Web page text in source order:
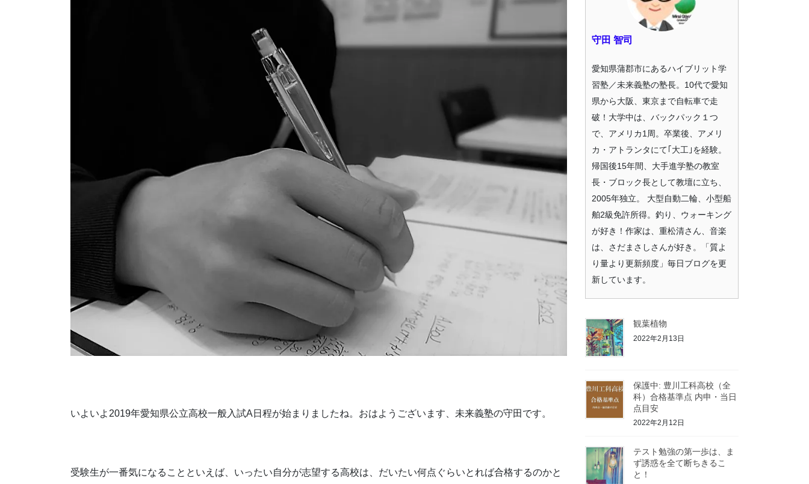
いよいよ2019年愛知県公立高校一般入試A日程が始まりましたね。おはようございます、未来義塾の守田です。
受験生が一番気になることといえば、いったい自分が志望する高校は、だいたい何点ぐらいとれば合格するのかと
守田 智司
愛知県蒲郡市にあるハイブリット学
習塾／未来義塾の塾長。10代で愛知
県から大阪、東京まで自転車で走
破！大学中は、バックパック１つ
で、アメリカ1周。卒業後、アメリ
カ・アトランタにて｢大工｣を経験。
帰国後15年間、大手進学塾の教室
長・ブロック長として教壇に立ち、
2005年独立。 大型自動二輪、小型船
舶2級免許所得。釣り、ウォーキング
が好き！作家は、重松清さん、音楽
は、さだまさしさんが好き。「質よ
り量より更新頻度」毎日ブログを更
新しています。
観葉植物
2022年2月13日
保護中: 豊川工科高校（全
科）合格基準点 内申・当日
点目安
2022年2月12日
テスト勉強の第一歩は、ま
ず誘惑を全て断ちきるこ
と！